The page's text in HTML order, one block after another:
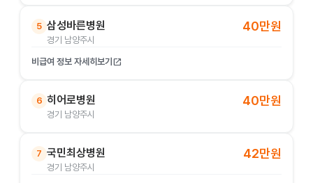
5 삼성바른병원
경기 남양주시
40만원
비급여 정보 자세히보기 open_in_new
6 히어로병원
경기 남양주시
40만원
7 국민최상병원
경기 남양주시
42만원